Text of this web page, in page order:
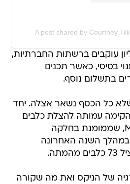
A post shared by Courtney
יותר מ-1.1 מיליון עוקבים ברשתות החברתיות,
דולר למנוי בסיסי, כאשר תכנים
בתשלום נוסף.
כל הכסף נשאר אצלה. יחד
עמותה להצלת כלבים
בשם Minnie's Mutts, שממומנת בחלקה
במהלך השנה האחרונה
של הניקס ואת מה שקורה